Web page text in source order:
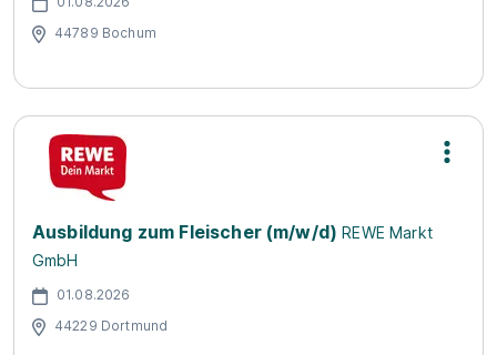
44789 Bochum
Ausbildung zum Fleischer (m/w/d) REWE Markt
GmbH
01.08.2026
44229 Dortmund